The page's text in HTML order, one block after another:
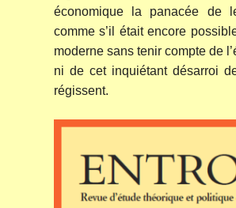
économique la panacée de
comme s’il était encore
moderne sans tenir compte de
ni de cet inquiétant désarroi
régissent.